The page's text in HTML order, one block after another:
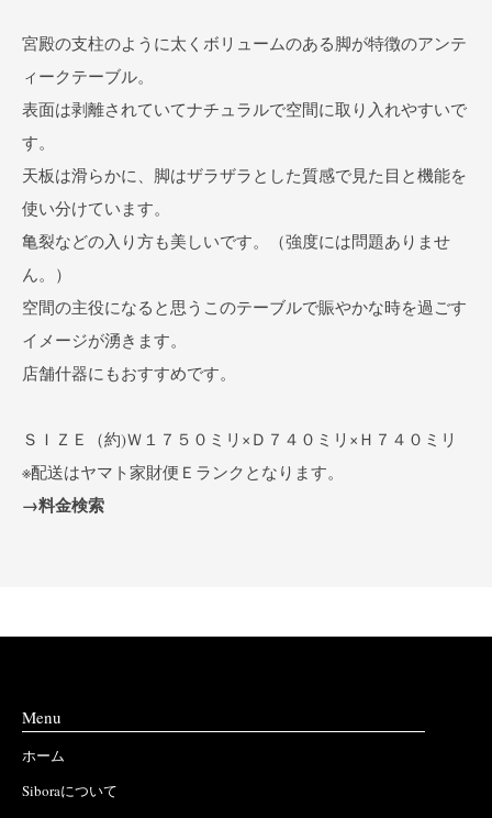
宮殿の支柱のように太くボリュームのある脚が特徴のアンテ
ィークテーブル。
表面は剥離されていてナチュラルで空間に取り入れやすいで
す。
天板は滑らかに、脚はザラザラとした質感で見た目と機能を
使い分けています。
亀裂などの入り方も美しいです。（強度には問題ありませ
ん。）
空間の主役になると思うこのテーブルで賑やかな時を過ごす
イメージが湧きます。
店舗什器にもおすすめです。
ＳＩＺＥ（約)Ｗ１７５０ミリ×Ｄ７４０ミリ×Ｈ７４０ミリ
※配送はヤマト家財便Ｅランクとなります。
→料金検索
Menu
ホーム
Siboraについて